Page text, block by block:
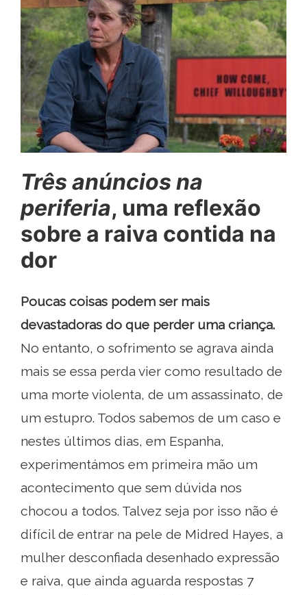
Três anúncios na
periferia, uma reflexão
sobre a raiva contida na
dor
Poucas coisas podem ser mais
devastadoras do que perder uma criança.
No entanto, o sofrimento se agrava ainda
mais se essa perda vier como resultado de
uma morte violenta, de um assassinato, de
um estupro. Todos sabemos de um caso e
nestes últimos dias, em Espanha,
experimentámos em primeira mão um
acontecimento que sem dúvida nos
chocou a todos. Talvez seja por isso não é
difícil de entrar na pele de Midred Hayes, a
mulher desconfiada desenhado expressão
e raiva, que ainda aguarda respostas 7